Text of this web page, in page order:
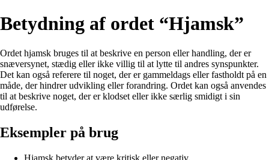
Betydning af ordet “Hjamsk”
Ordet hjamsk bruges til at beskrive en person eller handling, der er
snæversynet, stædig eller ikke villig til at lytte til andres synspunkter.
Det kan også referere til noget, der er gammeldags eller fastholdt på en
måde, der hindrer udvikling eller forandring. Ordet kan også anvendes
til at beskrive noget, der er klodset eller ikke særlig smidigt i sin
udførelse.
Eksempler på brug
Hjamsk betyder at være kritisk eller negativ.